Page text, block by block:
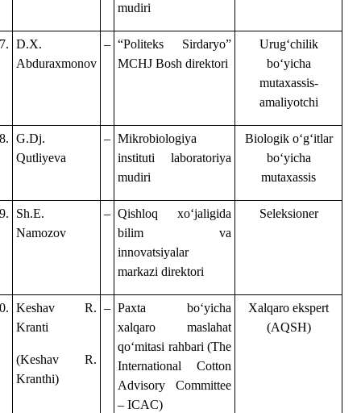
mudiri
D.X.
Abduraxmonov
– “Politeks Sirdaryo”
MCHJ Bosh direktori
Urugʻchilik
boʻyicha
mutaxassis-
amaliyotchi
G.Dj.
Qutliyeva
– Mikrobiologiya
instituti laboratoriya
mudiri
Biologik oʻgʻitlar
boʻyicha
mutaxassis
Sh.E.
Namozov
– Qishloq xoʻjaligida
bilim va
innovatsiyalar
markazi direktori
Seleksioner
Keshav R.
Kranti
(Keshav R.
Kranthi)
– Paxta boʻyicha
xalqaro maslahat
qoʻmitasi rahbari (The
International Cotton
Advisory Committee
– ICAC)
Xalqaro ekspert
(AQSH)